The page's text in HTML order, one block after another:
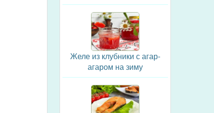
Желе из клубники с агар-
агаром на зиму